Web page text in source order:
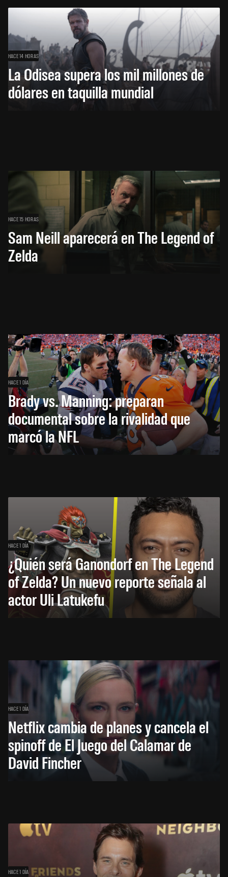
HACE 14 HORAS
La Odisea supera los mil millones de
dólares en taquilla mundial
HACE 15 HORAS
Sam Neill aparecerá en The Legend of
Zelda
HACE 1 DÍA
Brady vs. Manning: preparan
documental sobre la rivalidad que
marcó la NFL
HACE 1 DÍA
¿Quién será Ganondorf en The Legend
of Zelda? Un nuevo reporte señala al
actor Uli Latukefu
HACE 1 DÍA
Netflix cambia de planes y cancela el
spinoff de El Juego del Calamar de
David Fincher
HACE 1 DÍA